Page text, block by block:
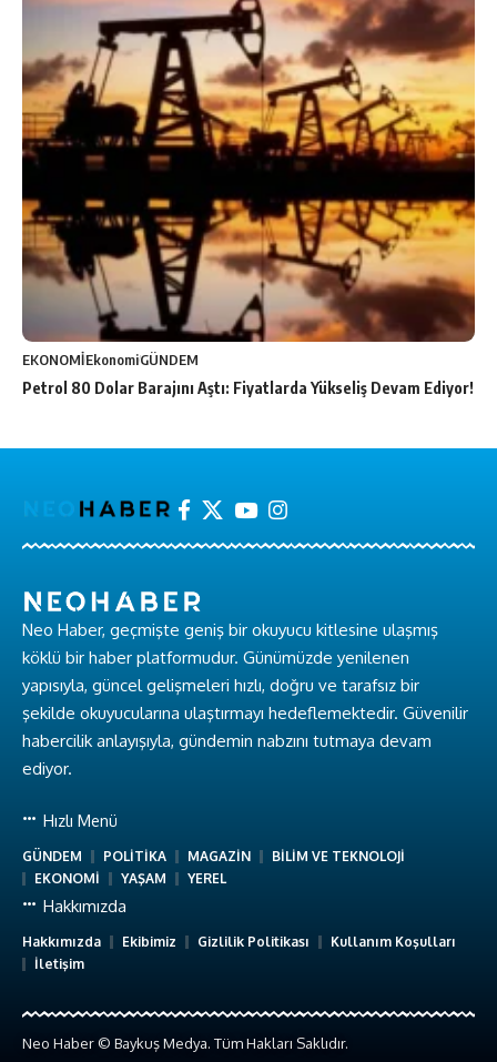
EKONOMİEkonomiGÜNDEM
Petrol 80 Dolar Barajını Aştı: Fiyatlarda Yükseliş Devam Ediyor!
Neo Haber, geçmişte geniş bir okuyucu kitlesine ulaşmış
köklü bir haber platformudur. Günümüzde yenilenen
yapısıyla, güncel gelişmeleri hızlı, doğru ve tarafsız bir
şekilde okuyucularına ulaştırmayı hedeflemektedir. Güvenilir
habercilik anlayışıyla, gündemin nabzını tutmaya devam
ediyor.
Hızlı Menü
GÜNDEM POLİTİKA MAGAZİN
BİLİM VE TEKNOLOJİ
EKONOMİ
YAŞAM YEREL
Hakkımızda
Hakkımızda Ekibimiz Gizlilik Politikası
Kullanım Koşulları
İletişim
Neo Haber © Baykuş Medya. Tüm Hakları Saklıdır.